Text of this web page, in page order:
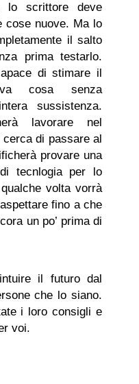
lo scrittore deve
cose nuove. Ma lo
il salto
prima testarlo.
di stimare il
cosa senza
sussistenza.
lavorare nel
di passare al
provare una
tecnlogia per lo
volta vorrà
fino a che
un po’ prima di
il futuro dal
che lo siano.
i loro consigli e
voi.